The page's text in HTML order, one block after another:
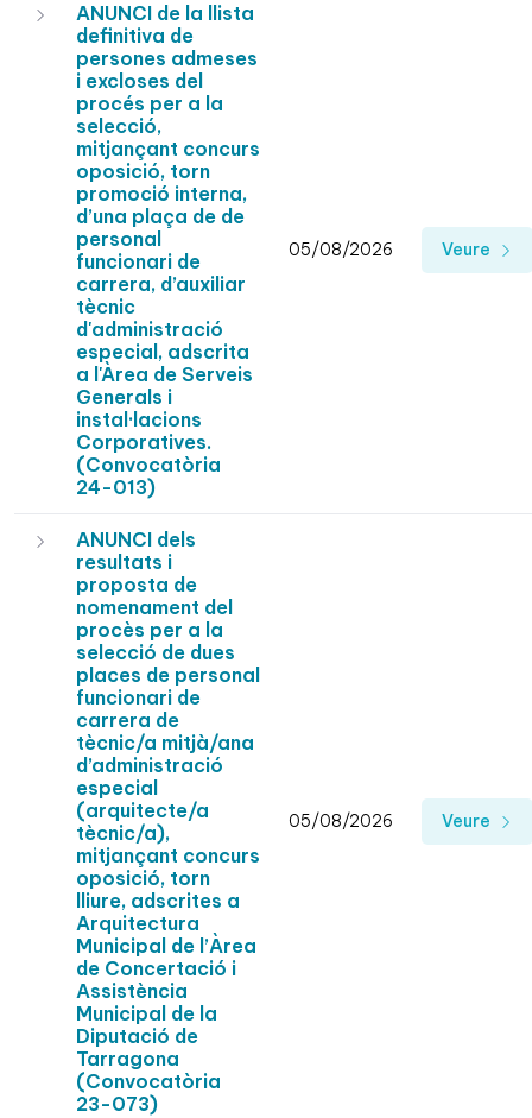
ANUNCI de la llista
definitiva de
persones admeses
i excloses del
procés per a la
selecció,
mitjançant concurs
oposició, torn
promoció interna,
d’una plaça de de
personal
funcionari de
carrera, d’auxiliar
tècnic
d'administració
especial, adscrita
a l'Àrea de Serveis
Generals i
instal·lacions
Corporatives.
(Convocatòria
24-013)
05/08/2026 Veure
ANUNCI dels
resultats i
proposta de
nomenament del
procès per a la
selecció de dues
places de personal
funcionari de
carrera de
tècnic/a mitjà/ana
d’administració
especial
(arquitecte/a
tècnic/a),
mitjançant concurs
oposició, torn
lliure, adscrites a
Arquitectura
Municipal de l’Àrea
de Concertació i
Assistència
Municipal de la
Diputació de
Tarragona
(Convocatòria
23-073)
05/08/2026 Veure